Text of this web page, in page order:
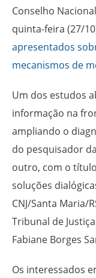
Conselho
quinta-feira (27/
apresentados
mecanismos de
Um dos estudos
informação na
ampliando o
do pesquisador
outro, com o
soluções
CNJ/Santa Maria/
Tribunal de
Fabiane Borges
Os interessados